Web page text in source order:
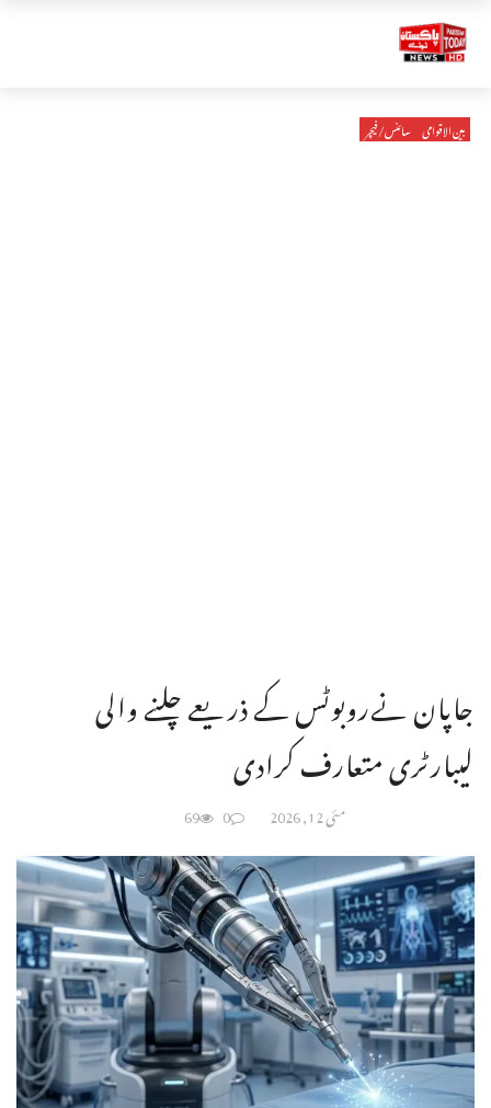
بین الاقوامی سائنس/فیچر
جاپان نےروبوٹس کے ذریعے چلنے والی
لیبارٹری متعارف کرادی
مئی 12, 2026 0
69